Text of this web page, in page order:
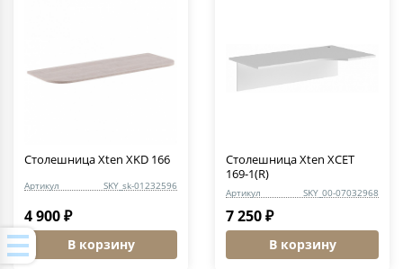
Столешница Xten XKD 166
Артикул SKY_sk-01232596
4 900 ₽
В корзину
Столешница Xten XCET
169-1(R)
Артикул SKY_00-07032968
7 250 ₽
В корзину